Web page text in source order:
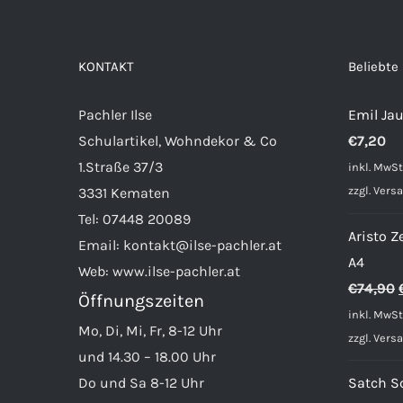
KONTAKT
Pachler Ilse
Schulartikel, Wohndekor & Co
1.Straße 37/3
3331 Kematen
Tel: 07448 20089
Email: kontakt@ilse-pachler.at
Web: www.ilse-pachler.at
Öffnungszeiten
Mo, Di, Mi, Fr, 8-12 Uhr
und 14.30 – 18.00 Uhr
Do und Sa 8-12 Uhr
Beliebte
Emil
€7,20
inkl.
zzgl.
Aristo
A4
€74,90
inkl.
zzgl.
Satch